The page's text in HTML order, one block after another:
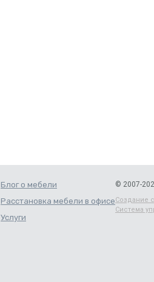
Блог о мебели
Расстановка мебели в офисе
Услуги
© 2007-
Создание
Система